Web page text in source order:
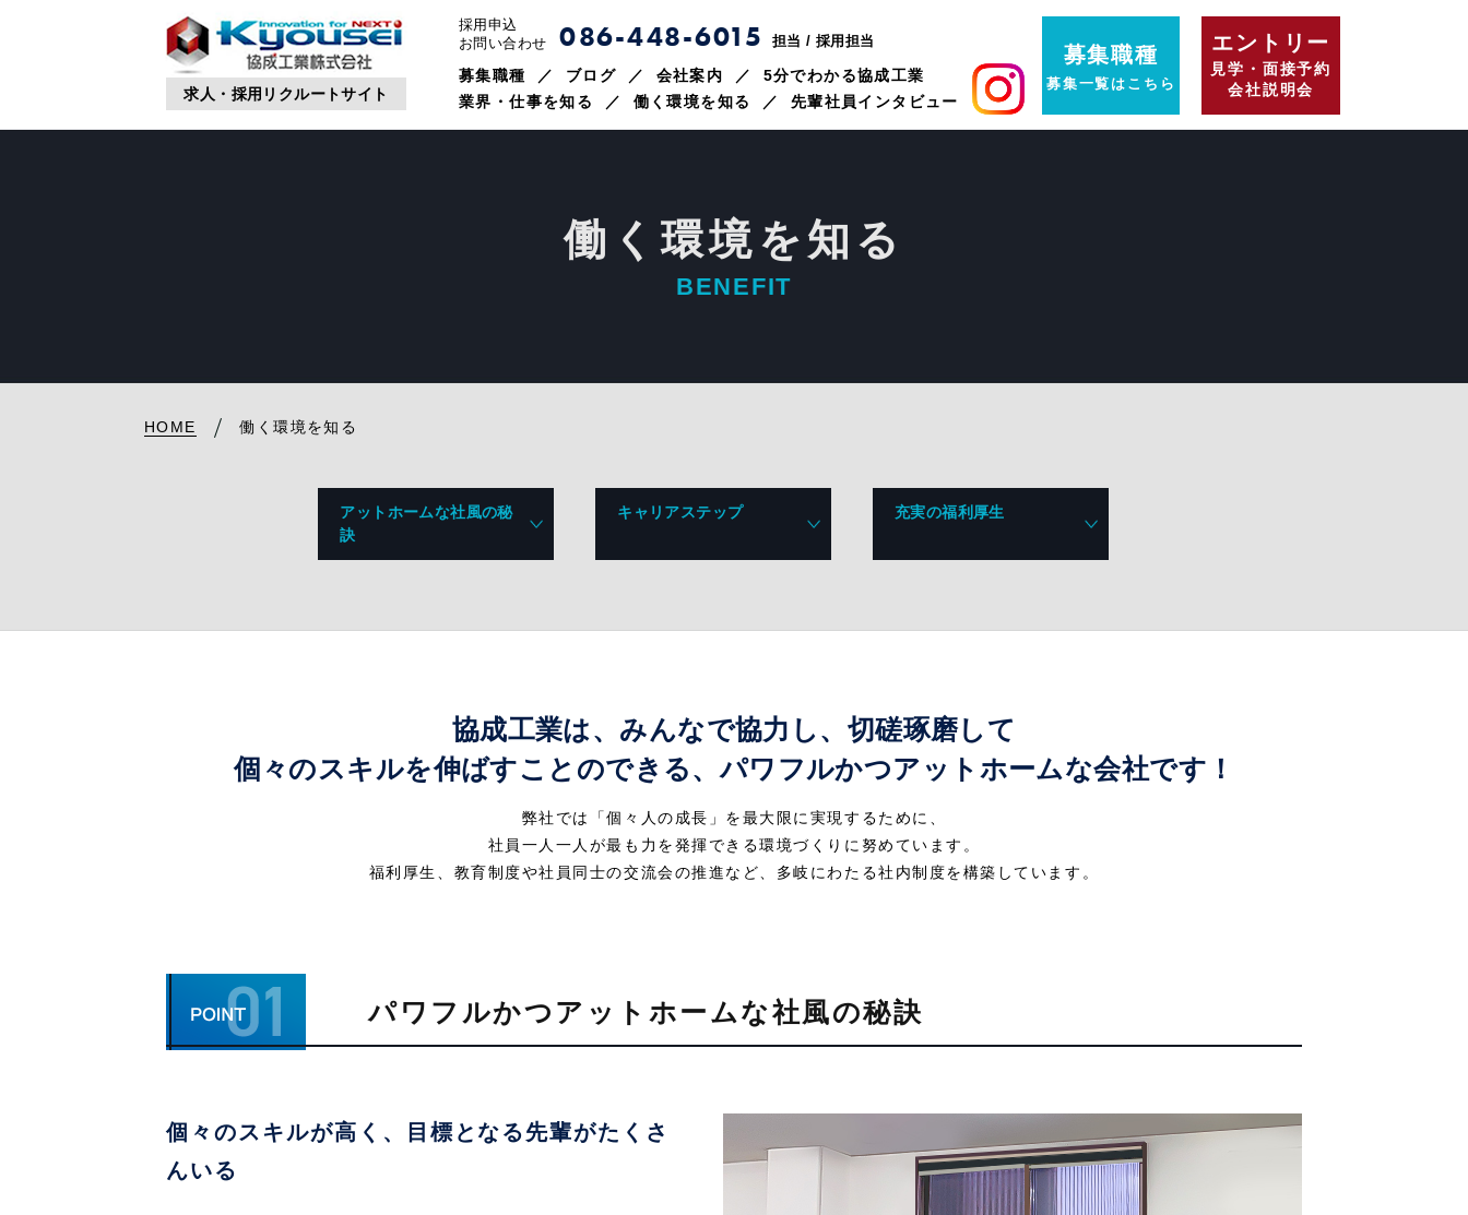
求人・採用リクルートサイト
採用申込
お問い合わせ
086-448-6015 担当 / 採用担当
募集職種 ブログ 会社案内
5分でわかる協成工業
業界・仕事を知る
働く環境を知る 先輩社員インタビュー
募集職種
募集一覧はこちら
エントリー
見学・面接予約
会社説明会
働く環境を知る
BENEFIT
HOME 働く環境を知る
アットホームな社風の秘
訣
キャリアステップ 充実の福利厚生
協成工業は、みんなで協力し、切磋琢磨して
個々のスキルを伸ばすことのできる、パワフルかつアットホームな会社です！
弊社では「個々人の成長」を最大限に実現するために、
社員一人一人が最も力を発揮できる環境づくりに努めています。
福利厚生、教育制度や社員同士の交流会の推進など、多岐にわたる社内制度を構築しています。
パワフルかつアットホームな社風の秘訣
個々のスキルが高く、
目標となる先輩がたくさ
んいる